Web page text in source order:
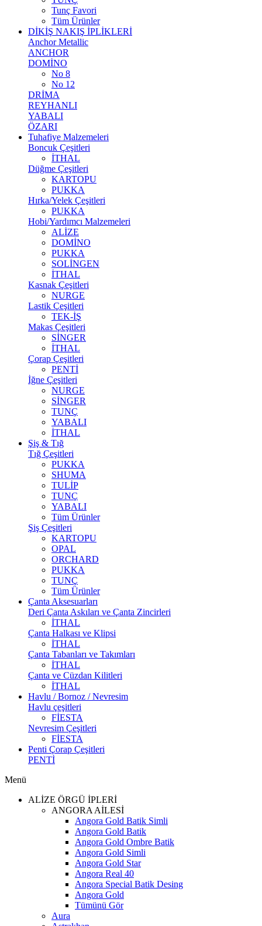
Tunç Favori
Tüm Ürünler
DİKİŞ NAKIŞ İPLİKLERİ
Anchor Metallic
ANCHOR
DOMİNO
No 8
No 12
DRİMA
REYHANLI
YABALI
ÖZARI
Tuhafiye Malzemeleri
Boncuk Çeşitleri
İTHAL
Düğme Çeşitleri
KARTOPU
PUKKA
Hırka/Yelek Çeşitleri
PUKKA
Hobi/Yardımcı Malzemeleri
ALİZE
DOMİNO
PUKKA
SOLİNGEN
İTHAL
Kasnak Çeşitleri
NURGE
Lastik Çeşitleri
TEK-İŞ
Makas Çeşitleri
SİNGER
İTHAL
Çorap Çeşitleri
PENTİ
İğne Çeşitleri
NURGE
SİNGER
TUNÇ
YABALI
İTHAL
Şiş & Tığ
Tığ Çeşitleri
PUKKA
SHUMA
TULİP
TUNÇ
YABALI
Tüm Ürünler
Şiş Çeşitleri
KARTOPU
OPAL
ORCHARD
PUKKA
TUNÇ
Tüm Ürünler
Çanta Aksesuarları
Deri Çanta Askıları ve Çanta Zincirleri
İTHAL
Çanta Halkası ve Klipsi
İTHAL
Çanta Tabanları ve Takımları
İTHAL
Çanta ve Cüzdan Kilitleri
İTHAL
Havlu / Bornoz / Nevresim
Havlu çeşitleri
FİESTA
Nevresim Çeşitleri
FİESTA
Penti Çorap Çeşitleri
PENTİ
Menü
ALİZE ÖRGÜ İPLERİ
ANGORA AİLESİ
Angora Gold Batik Simli
Angora Gold Batik
Angora Gold Ombre Batik
Angora Gold Simli
Angora Gold Star
Angora Real 40
Angora Special Batik Desing
Angora Gold
Tümünü Gör
Aura